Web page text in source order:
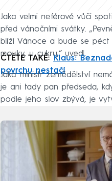
Jako velmi neférové vůči
před vánočními svátky.
blíží Vánoce a bude se péct
mouky, u cukru,“ uvedl.
ČTĚTE TAKÉ: Klaus:
povrchu nestačí
Jako ministr zemědělství
je ani tady pan předseda,
podle jeho slov zbývá, je